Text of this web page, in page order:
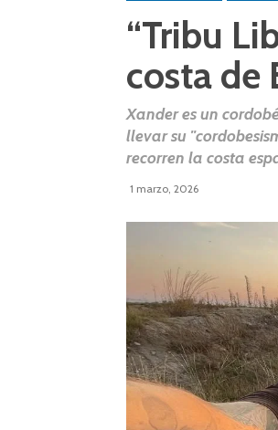
“Tribu
costa de
Xander es un
llevar su
recorren la costa
1 marzo, 2026